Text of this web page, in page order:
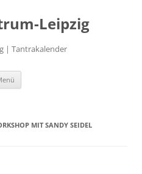
Leipzig
| Tantrakalender
MIT SANDY SEIDEL